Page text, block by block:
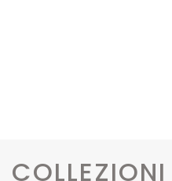
COLLEZIONI